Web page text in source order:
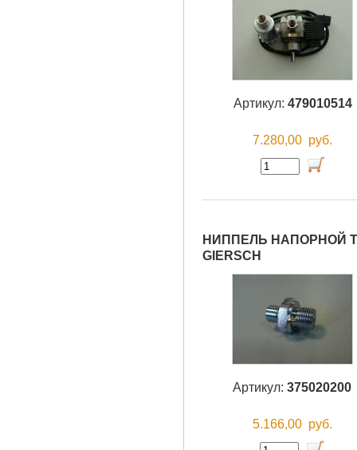
Артикул: 479010514
7.280,00 руб.
НИППЕЛЬ НАПОРНОЙ
GIERSCH
Артикул: 375020200
5.166,00 руб.